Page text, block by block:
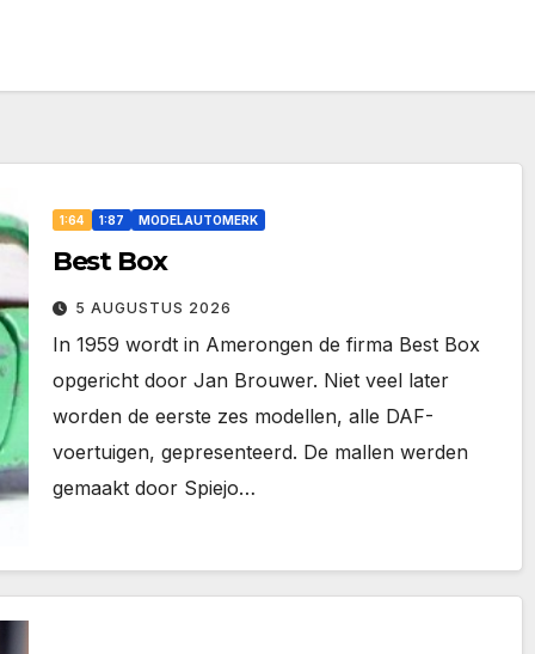
1:64 1:87 MODELAUTOMERK
Best Box
5 AUGUSTUS 2026
In 1959 wordt in Amerongen de firma Best Box
opgericht door Jan Brouwer. Niet veel later
worden de eerste zes modellen, alle DAF-
voertuigen, gepresenteerd. De mallen werden
gemaakt door Spiejo…